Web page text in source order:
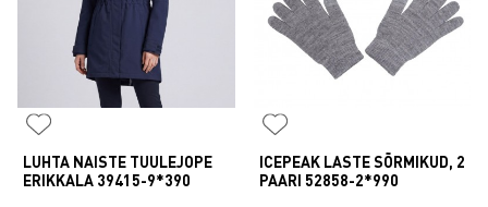
LUHTA NAISTE TUULEJOPE
ERIKKALA 39415-9*390
ICEPEAK LASTE SÕRMIKUD, 2
PAARI 52858-2*990